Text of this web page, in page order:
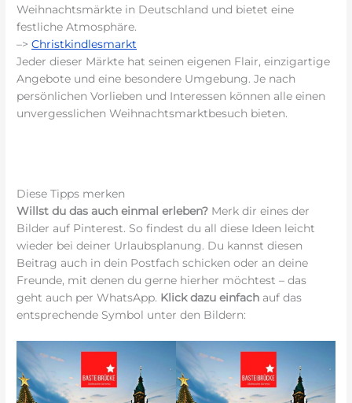
Weihnachtsmärkte in Deutschland und bietet eine
festliche Atmosphäre.
–>Christkindlesmarkt
Jeder dieser Märkte hat seinen eigenen Flair, einzigartige
Angebote und eine besondere Umgebung. Je nach
persönlichen Vorlieben und Interessen können alle einen
unvergesslichen Weihnachtsmarktbesuch bieten.
Diese Tipps merken
Willst du das auch einmal erleben? Merk dir eines der
Bilder auf Pinterest. So findest du all diese Ideen leicht
wieder bei deiner Urlaubsplanung. Du kannst diesen
Beitrag auch in dein Postfach schicken oder an deine
Freunde, mit denen du gerne hierher möchtest – das
geht auch per WhatsApp. Klick dazu einfach auf das
entsprechende Symbol unter den Bildern: